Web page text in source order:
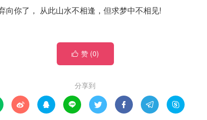
向你了， 从此山水不相逢，但求梦中不相见!
 赞 (0)
分享到
      